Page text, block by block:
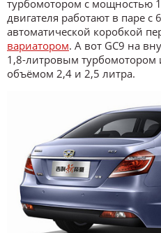
турбомотором с мощностью
двигателя работают в паре с
автоматической коробкой
вариатором. А вот GC9 на
1,8-литровым
объёмом 2,4 и 2,5 литра.